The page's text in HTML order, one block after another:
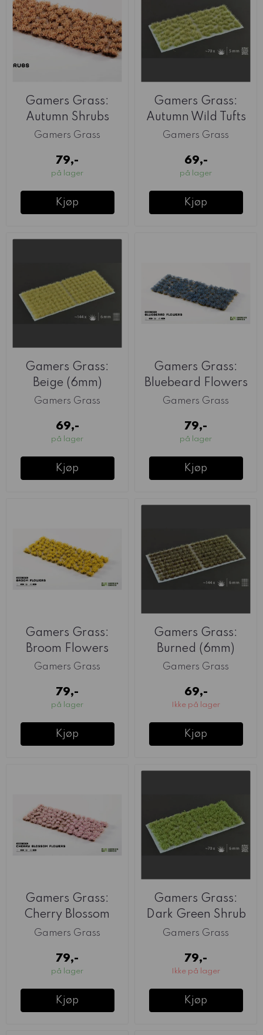
Gamers Grass:
Autumn Shrubs
Gamers Grass
79,-
på lager
Kjøp
Gamers Grass:
Autumn Wild Tufts
5mm
Gamers Grass
69,-
på lager
Kjøp
Gamers Grass:
Beige (6mm)
Gamers Grass
69,-
på lager
Kjøp
Gamers Grass:
Bluebeard Flowers
Gamers Grass
79,-
på lager
Kjøp
Gamers Grass:
Broom Flowers
Gamers Grass
79,-
på lager
Kjøp
Gamers Grass:
Burned (6mm)
Gamers Grass
69,-
Ikke på lager
Kjøp
Gamers Grass:
Cherry Blossom
Gamers Grass
79,-
på lager
Kjøp
Gamers Grass:
Dark Green Shrub
Gamers Grass
79,-
Ikke på lager
Kjøp